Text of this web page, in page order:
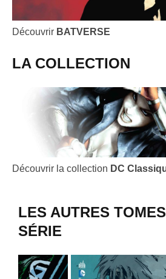
Découvrir BATVERSE
LA COLLECTION
Découvrir la collection DC
LES AUTRES
SÉRIE